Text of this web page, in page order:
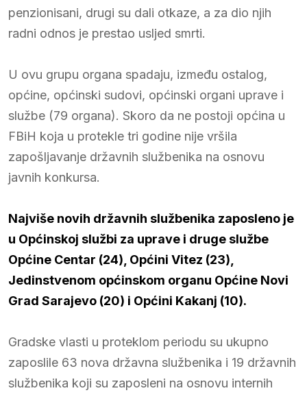
penzionisani, drugi su dali otkaze, a za dio njih
radni odnos je prestao usljed smrti.
U ovu grupu organa spadaju, između ostalog,
općine, općinski sudovi, općinski organi uprave i
službe (79 organa). Skoro da ne postoji općina u
FBiH koja u protekle tri godine nije vršila
zapošljavanje državnih službenika na osnovu
javnih konkursa.
Najviše novih državnih službenika zaposleno je
u Općinskoj službi za uprave i druge službe
Općine Centar (24), Općini Vitez (23),
Jedinstvenom općinskom organu Općine Novi
Grad Sarajevo (20) i Općini Kakanj (10).
Gradske vlasti u proteklom periodu su ukupno
zaposlile 63 nova državna službenika i 19 državnih
službenika koji su zaposleni na osnovu internih